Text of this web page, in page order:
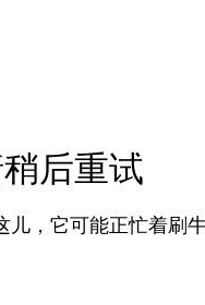
后重试
儿，它可能正忙着刷